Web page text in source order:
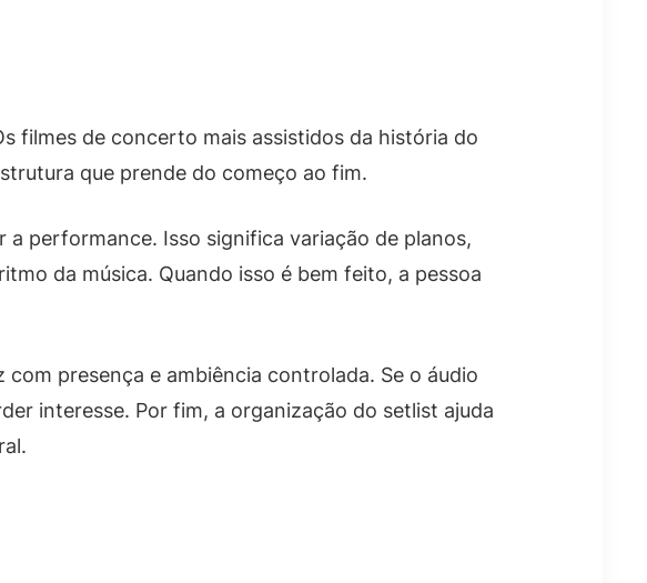
filmes de concerto mais assistidos da história do
que prende do começo ao fim.
performance. Isso significa variação de planos,
da música. Quando isso é bem feito, a pessoa
presença e ambiência controlada. Se o áudio
interesse. Por fim, a organização do setlist ajuda